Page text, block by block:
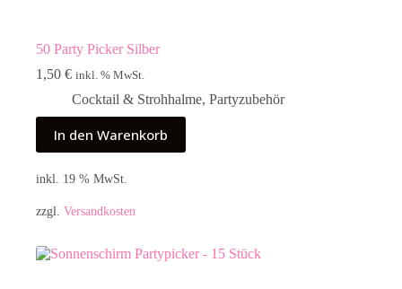
50 Party Picker Silber
1,50 € inkl. % MwSt.
Cocktail & Strohhalme, Partyzubehör
In den Warenkorb
inkl. 19 % MwSt.
zzgl. Versandkosten